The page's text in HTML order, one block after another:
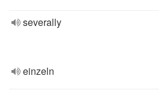
severally
einzeln